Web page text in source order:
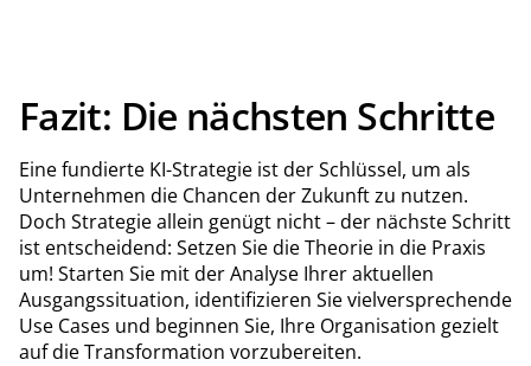
Fazit: Die nächsten Schritte
Eine fundierte KI-Strategie ist der Schlüssel, um als
Unternehmen die Chancen der Zukunft zu nutzen.
Doch Strategie allein genügt nicht – der nächste Schritt
ist entscheidend: Setzen Sie die Theorie in die Praxis
um! Starten Sie mit der Analyse Ihrer aktuellen
Ausgangssituation, identifizieren Sie vielversprechende
Use Cases und beginnen Sie, Ihre Organisation gezielt
auf die Transformation vorzubereiten.